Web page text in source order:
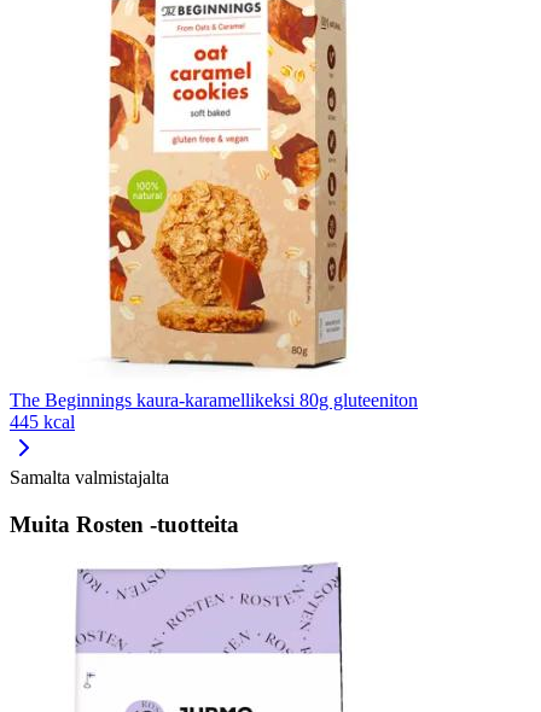
The Beginnings kaura-karamellikeksi 80g gluteeniton
445 kcal
Samalta valmistajalta
Muita Rosten -tuotteita